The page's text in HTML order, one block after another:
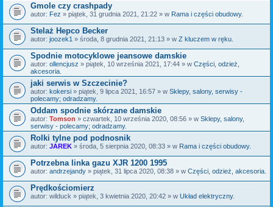
Gmole czy crashpady
autor: Fez » piątek, 31 grudnia 2021, 21:22 » w Rama i części obudowy.
Stelaż Hepco Becker
autor: joozek1 » środa, 8 grudnia 2021, 21:13 » w Z kluczem w ręku.
Spodnie motocyklowe jeansowe damskie
autor: ollencjusz » piątek, 10 września 2021, 17:44 » w Części, odzież,
akcesoria.
jaki serwis w Szczecinie?
autor: kokersi » piątek, 9 lipca 2021, 16:57 » w Sklepy, salony, serwisy -
polecamy; odradzamy.
Oddam spodnie skórzane damskie
autor: Tomson » czwartek, 10 września 2020, 08:56 » w Sklepy, salony,
serwisy - polecamy; odradzamy.
Rolki tylne pod podnosnik
autor: JAREK » środa, 5 sierpnia 2020, 08:33 » w Rama i części obudowy.
Potrzebna linka gazu XJR 1200 1995
autor: andrzejandy » piątek, 31 lipca 2020, 08:38 » w Części, odzież, akcesoria.
Prędkościomierz
autor: wilduck » piątek, 3 kwietnia 2020, 20:42 » w Układ elektryczny.